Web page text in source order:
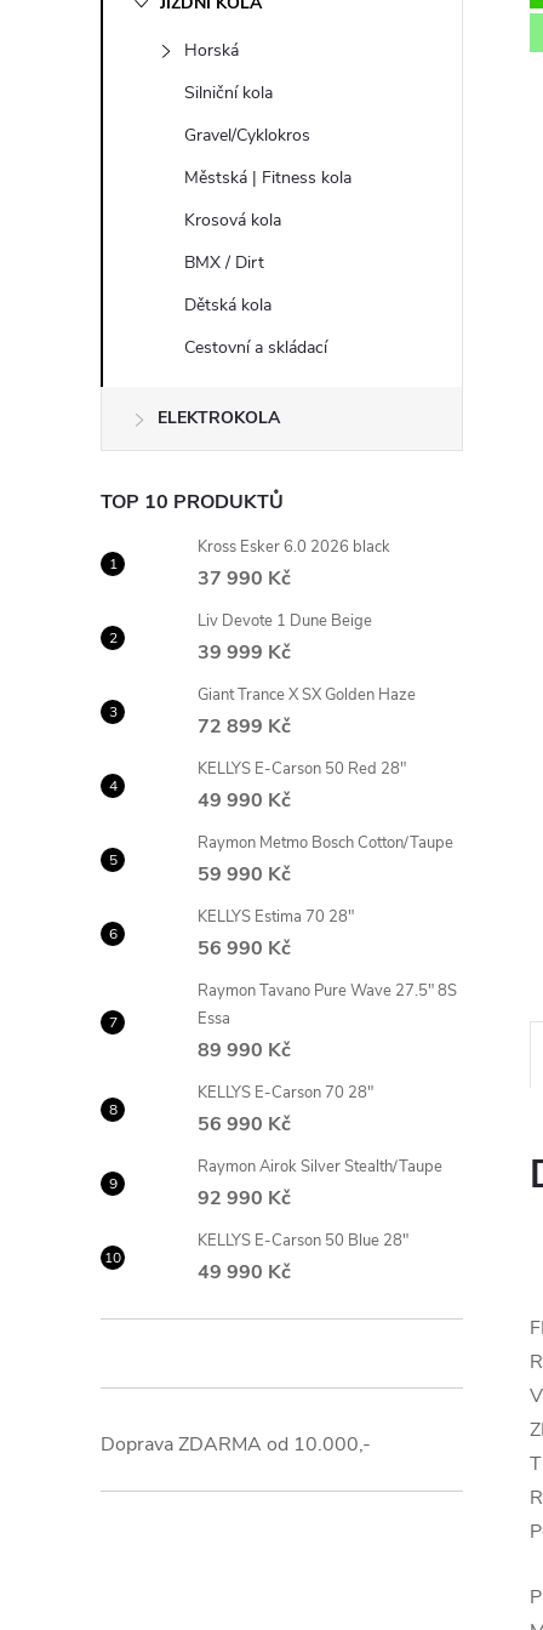
í
p
a
n
e
l
Horská
Silniční kola
Gravel/Cyklokros
Městská | Fitness kola
Krosová kola
BMX / Dirt
Dětská kola
Cestovní a skládací
ELEKTROKOLA
TOP 10 PRODUKTŮ
Kross Esker 6.0 2026 black
37 990 Kč
Liv Devote 1 Dune Beige
39 999 Kč
Giant Trance X SX Golden Haze
72 899 Kč
KELLYS E-Carson 50 Red 28"
49 990 Kč
Raymon Metmo Bosch Cotton/Taupe
59 990 Kč
KELLYS Estima 70 28"
56 990 Kč
Raymon Tavano Pure Wave 27.5" 8S
Essa
89 990 Kč
KELLYS E-Carson 70 28"
56 990 Kč
Raymon Airok Silver Stealth/Taupe
92 990 Kč
KELLYS E-Carson 50 Blue 28"
49 990 Kč
Doprava ZDARMA od 10.000,-